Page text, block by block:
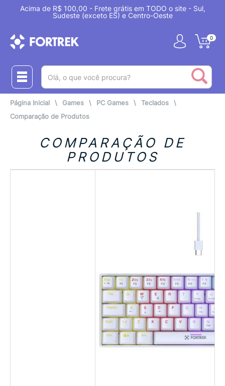
Acima de R$ 100,00 - Frete grátis em TODO o site - Sul,
Sudeste (exceto ES) e Centro-Oeste
0
(pesquisar)
Página Inicial \ Games \ PC Games \ Teclados \
Comparação de Produtos
COMPARAÇÃO DE
PRODUTOS